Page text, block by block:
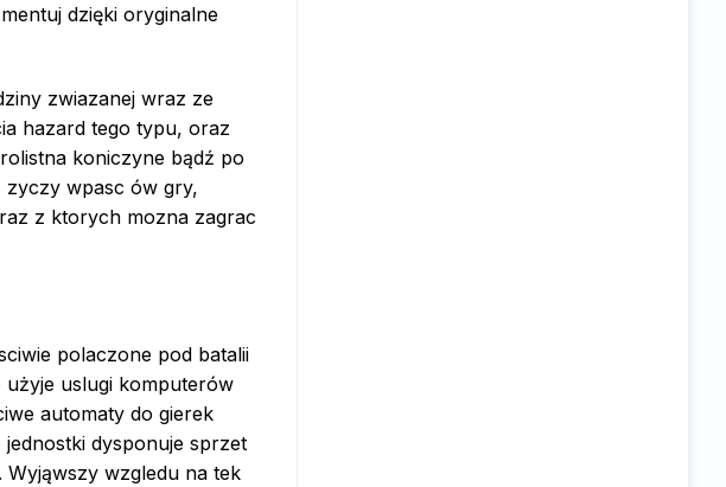
dzięki oryginalne
zwiazanej wraz ze
hazard tego typu, oraz
koniczyne bądź po
zyczy wpasc ów gry,
z ktorych mozna zagrac
polaczone pod batalii
uslugi komputerów
automaty do gierek
dysponuje sprzet
wzgledu na tek